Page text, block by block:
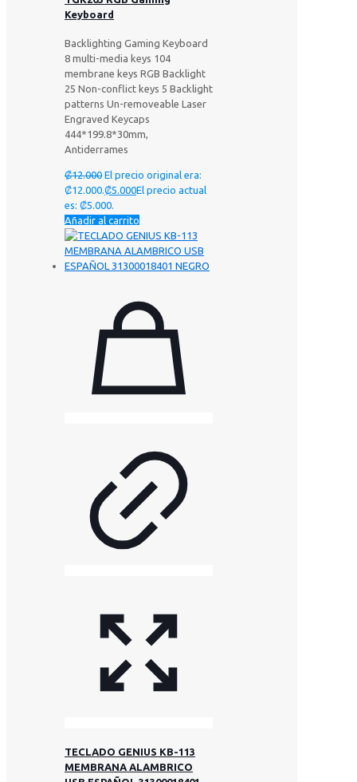
Keyboard
Backlighting Gaming Keyboard
8 multi-media keys 104
membrane keys RGB Backlight
25 Non-conflict keys 5 Backlight
patterns Un-removeable Laser
Engraved Keycaps
444*199.8*30mm,
Antiderrames
₡12.000 El precio original era:
₡12.000.₡5.000El precio actual
es: ₡5.000.
Añadir al carrito
TECLADO GENIUS KB-113
MEMBRANA ALAMBRICO